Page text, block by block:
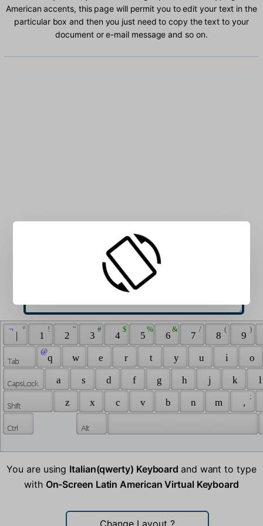
American accents, this page will permit you to edit your text in the
particular box and then you just need to copy the text to your
document or e-mail message and so on.
Type Latin American characters into the box:
|
°
¬
1
!
2
"
3
#
4
$
5
%
6
&
7
/
8
(
9
)
q
@
w e r t y u i
o
a
s d f g h j k
z
x c v b n m ,
;
You are using Italian(qwerty) Keyboard and want to type
with On-Screen Latin American Virtual Keyboard
Change Layout ?